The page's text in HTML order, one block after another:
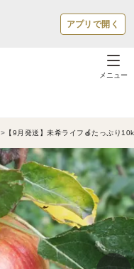
アプリで開く
メニュー
【9月発送】未希ライフ🍎たっぷり